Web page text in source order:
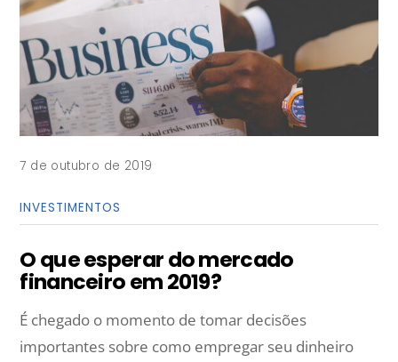
7 de outubro de 2019
INVESTIMENTOS
O que esperar do mercado
financeiro em 2019?
É chegado o momento de tomar decisões
importantes sobre como empregar seu dinheiro